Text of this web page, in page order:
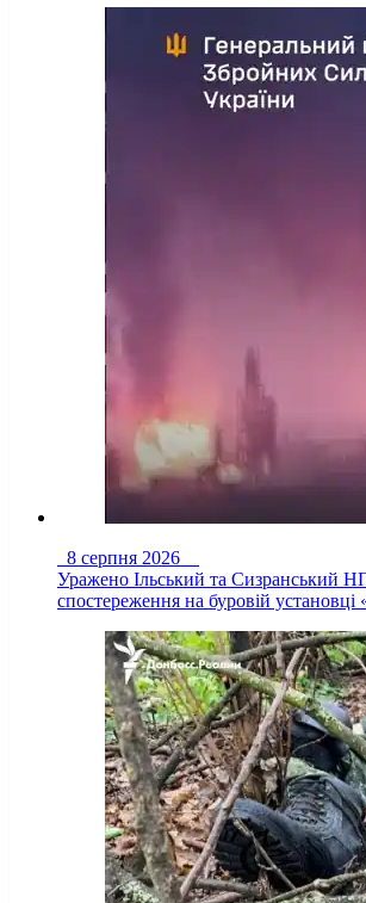
8 серпня 2026
Уражено Ільський та Сизранський
спостереження на буровій